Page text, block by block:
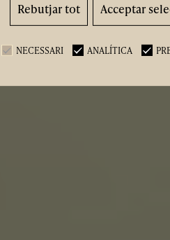
Rebutjar tot Acceptar
NECESSARI ANALÍTICA